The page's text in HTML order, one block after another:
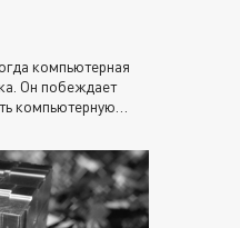
компьютерная
Он побеждает
компьютерную